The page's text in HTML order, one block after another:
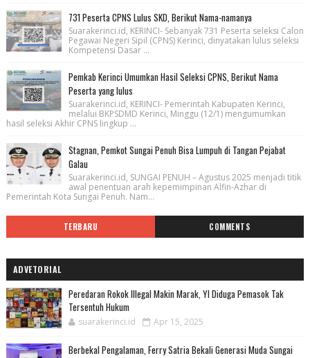
731 Peserta CPNS Lulus SKD, Berikut Nama-namanya
Suarakerinci.id, KERINCI- Sebanyak 731 Peserta seleksi Calon
Pegawai Negeri Sipil (CPNS) Kerinci, dinyatakan lulus seleksi
Kompetensi Dasar ...
Pemkab Kerinci Umumkan Hasil Seleksi CPNS, Berikut Nama
Peserta yang lulus
Suarakerinci.id, KERINCI- Pemerintah Kabupaten Kerinci,
melalui BKPSDMD Kerinci, Minggu (12/1) mengumumkan
hasil seleksi Akhir CPNS lingkup ...
Stagnan, Pemkot Sungai Penuh Bisa Lumpuh di Tangan Pejabat
Galau
Suarakerinci.id, SUNGAI PENUH – Agustus 2025 menjadi titik
awal penentuan arah kepemimpinan Alfin-Azhar di
Pemerintah Kota Sungai Penuh. Nam...
TERBARU COMMENTS
ADVETORIAL
Peredaran Rokok Illegal Makin Marak, YI Diduga Pemasok Tak
Tersentuh Hukum
suarakerinci.id Apr 15, 2025
Berbekal Pengalaman, Ferry Satria Bekali Generasi Muda Sungai